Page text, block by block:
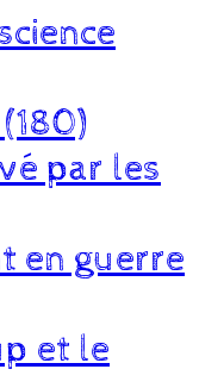
par les
en guerre
et le